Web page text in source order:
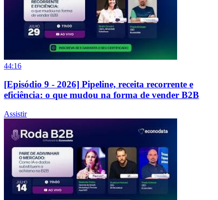
44:16
[Episódio 9 - 2026] Pipeline, receita recorrente e
eficiência: o que mudou na forma de vender B2B
Assistir